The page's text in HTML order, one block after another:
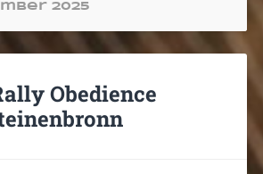
2025
Obedience